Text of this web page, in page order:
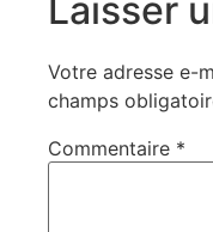
Laisser
Votre adresse e-
champs
Commentaire *